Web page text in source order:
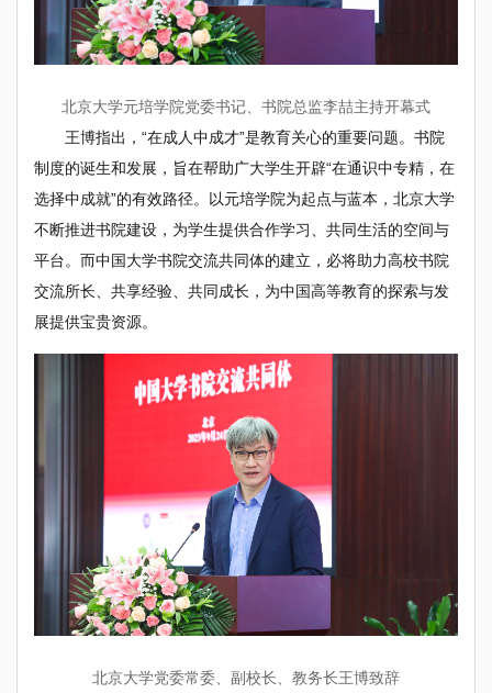
北京大学元培学院党委书记、书院总监李喆主持开幕式
王博指出，“在成人中成才”是教育关心的重要问题。书院
制度的诞生和发展，旨在帮助广大学生开辟“在通识中专精，在
选择中成就”的有效路径。以元培学院为起点与蓝本，北京大学
不断推进书院建设，为学生提供合作学习、共同生活的空间与
平台。而中国大学书院交流共同体的建立，必将助力高校书院
交流所长、共享经验、共同成长，为中国高等教育的探索与发
展提供宝贵资源。
北京大学党委常委、副校长、教务长王博致辞